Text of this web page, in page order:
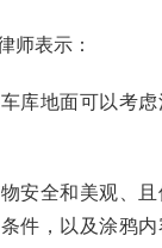
师表示：
库地面可以考
安全和美观、
件，以及涂鸦